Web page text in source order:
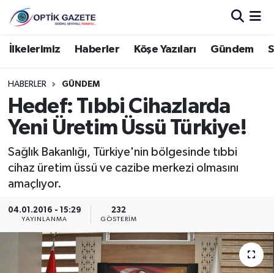
İlkelerimiz Haberler Köşe Yazıları Gündem
HABERLER GÜNDEM
Hedef: Tıbbi Cihazlarda
Yeni Üretim Üssü Türkiye!
Sağlık Bakanlığı, Türkiye'nin bölgesinde tıbbi
cihaz üretim üssü ve cazibe merkezi olmasını
amaçlıyor.
04.01.2016 - 15:29
YAYINLANMA
232
GÖSTERIM
Nöbetçi Eczaneler
Hava Durumu
İstanbul Namaz Vakitleri
Süper Lig Puan Durumu ve Fikstür
Son Dakika Haberleri
Haber Arşivi